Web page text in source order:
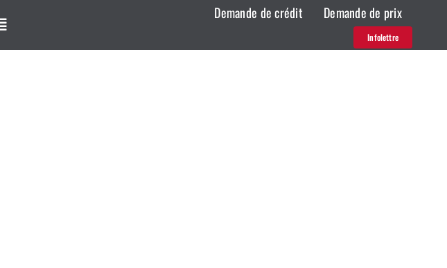
Demande de crédit Demande de prix
Infolettre